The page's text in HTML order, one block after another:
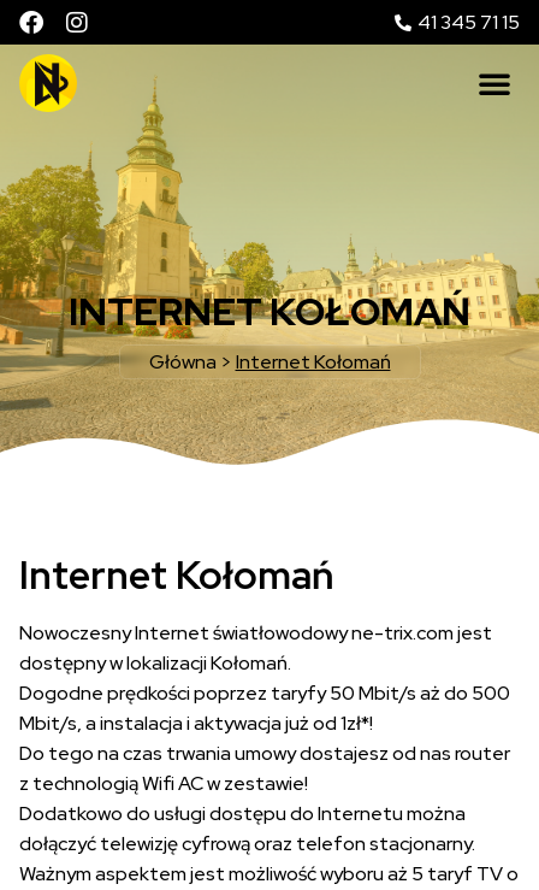
41 345 71 15
INTERNET KOŁOMAŃ
Główna > Internet Kołomań
Internet Kołomań
Nowoczesny Internet światłowodowy ne-trix.com jest
dostępny w lokalizacji Kołomań.
Dogodne prędkości poprzez taryfy 50 Mbit/s aż do 500
Mbit/s, a instalacja i aktywacja już od 1zł*!
Do tego na czas trwania umowy dostajesz od nas router
z technologią Wifi AC w zestawie!
Dodatkowo do usługi dostępu do Internetu można
dołączyć telewizję cyfrową oraz telefon stacjonarny.
Ważnym aspektem jest możliwość wyboru aż 5 taryf TV o